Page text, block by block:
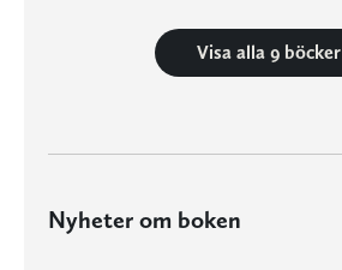
Visa alla 9 böcker
Nyheter om boken